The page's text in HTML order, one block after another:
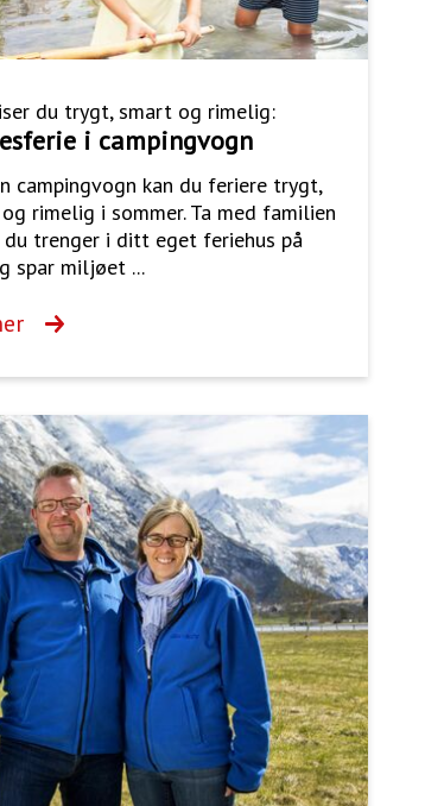
du trygt, smart og rimelig:
i campingvogn
campingvogn kan du feriere trygt,
rimelig i sommer. Ta med familien
trenger i ditt eget feriehus på
spar miljøet ...